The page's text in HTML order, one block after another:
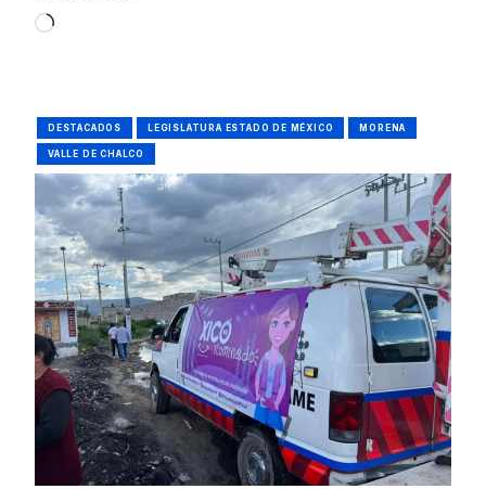
Loading…
DESTACADOS LEGISLATURA ESTADO DE MÉXICO MORENA
VALLE DE CHALCO